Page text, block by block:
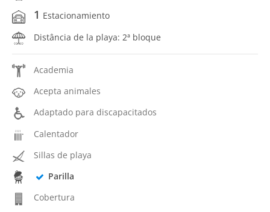
1 Estacionamiento
Distância de la playa: 2ª bloque
Academia
Acepta animales
Adaptado para discapacitados
Calentador
Sillas de playa
Parilla
Cobertura